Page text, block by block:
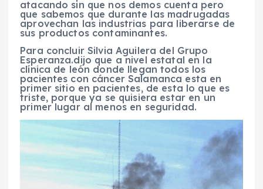
atacando sin que nos demos cuenta pero
que sabemos que durante las madrugadas
aprovechan las industrias para liberarse de
sus productos contaminantes.
Para concluir Silvia Aguilera del Grupo
Esperanza.dijo que a nivel estatal en la
clínica de león donde llegan todos los
pacientes con cáncer Salamanca esta en
primer sitio en pacientes, de esta lo que es
triste, porque ya se quisiera estar en un
primer lugar al menos en seguridad.